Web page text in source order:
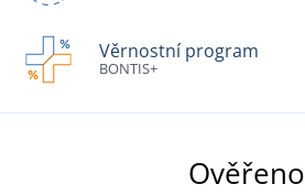
Věrnostní program
BONTIS+
Ověřeno